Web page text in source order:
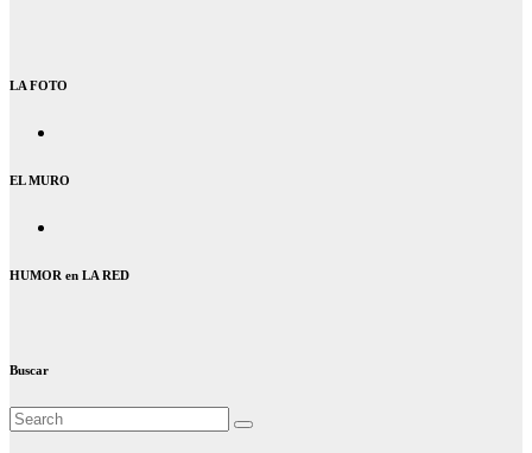
LA FOTO
EL MURO
HUMOR en LA RED
Buscar